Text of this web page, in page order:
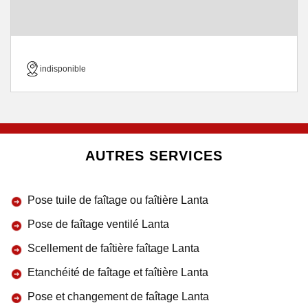
indisponible
AUTRES SERVICES
Pose tuile de faîtage ou faîtière Lanta
Pose de faîtage ventilé Lanta
Scellement de faîtière faîtage Lanta
Etanchéité de faîtage et faîtière Lanta
Pose et changement de faîtage Lanta